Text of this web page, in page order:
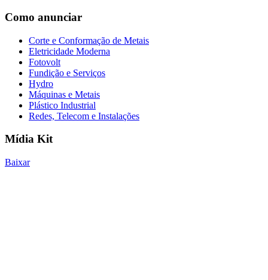
Como anunciar
Corte e Conformação de Metais
Eletricidade Moderna
Fotovolt
Fundição e Serviços
Hydro
Máquinas e Metais
Plástico Industrial
Redes, Telecom e Instalações
Mídia Kit
Baixar